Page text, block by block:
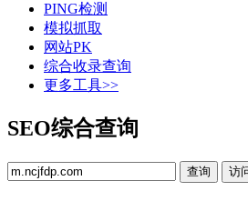
PING检测
模拟抓取
网站PK
综合收录查询
更多工具>>
SEO综合查询